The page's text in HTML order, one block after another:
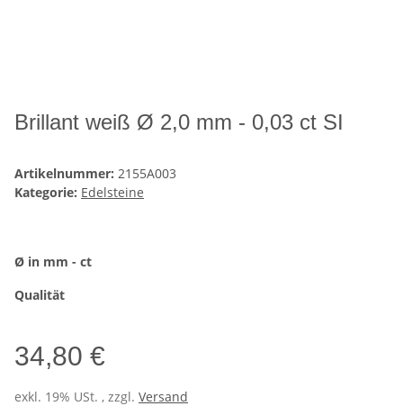
Brillant weiß Ø 2,0 mm - 0,03 ct SI
Artikelnummer: 2155A003
Kategorie: Edelsteine
Ø in mm - ct
Qualität
34,80 €
exkl. 19% USt. , zzgl. Versand